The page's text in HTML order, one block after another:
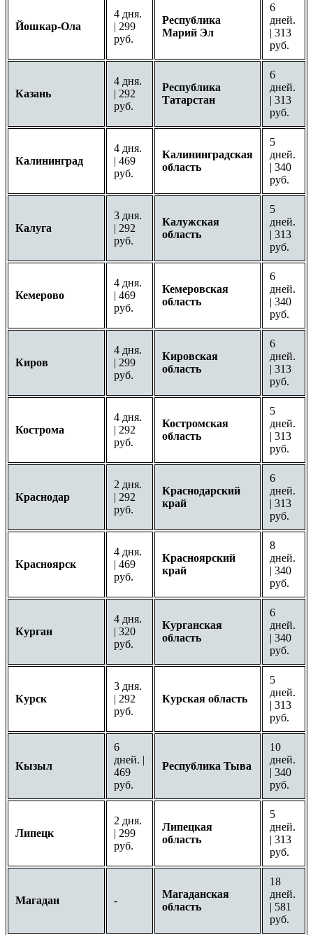
Йошкар-Ола
4 дня.
| 299
руб.
Республика
Марий Эл
6
дней.
| 313
руб.
Казань
4 дня.
| 292
руб.
Республика
Татарстан
6
дней.
| 313
руб.
Калининград
4 дня.
| 469
руб.
Калининградская
область
5
дней.
| 340
руб.
Калуга
3 дня.
| 292
руб.
Калужская
область
5
дней.
| 313
руб.
Кемерово
4 дня.
| 469
руб.
Кемеровская
область
6
дней.
| 340
руб.
Киров
4 дня.
| 299
руб.
Кировская
область
6
дней.
| 313
руб.
Кострома
4 дня.
| 292
руб.
Костромская
область
5
дней.
| 313
руб.
Краснодар
2 дня.
| 292
руб.
Краснодарский
край
6
дней.
| 313
руб.
Красноярск
4 дня.
| 469
руб.
Красноярский
край
8
дней.
| 340
руб.
Курган
4 дня.
| 320
руб.
Курганская
область
6
дней.
| 340
руб.
Курск
3 дня.
| 292
руб.
Курская область
5
дней.
| 313
руб.
Кызыл
6
дней. |
469
руб.
Республика Тыва
10
дней.
| 340
руб.
Липецк
2 дня.
| 299
руб.
Липецкая
область
5
дней.
| 313
руб.
Магадан -
Магаданская
область
18
дней.
| 581
руб.